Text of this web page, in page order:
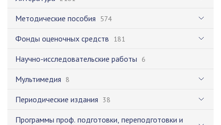
Методические пособия 574
Фонды оценочных средств 181
Научно-исследовательские работы 6
Мультимедия 8
Периодические издания 38
Программы проф. подготовки, переподготовки и